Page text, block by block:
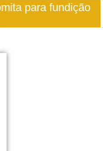
para fundição